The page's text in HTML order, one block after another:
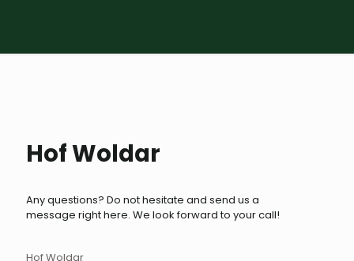
Hof Woldar
Any questions? Do not hesitate and send us a
message right here. We look forward to your call!
Hof Woldar